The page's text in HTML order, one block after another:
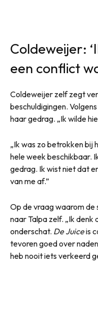
Coldeweijer:
een conflict
Coldeweijer zelf zegt
beschuldigingen.
haar gedrag. „Ik wilde
„Ik was zo betrokken bij
hele week beschikbaar.
gedrag. Ik wist niet dat
van me af.”
Op de vraag waarom de
naar Talpa zelf. „Ik
onderschat. De Juiceis
tevoren goed over
heb nooit iets verkeerd